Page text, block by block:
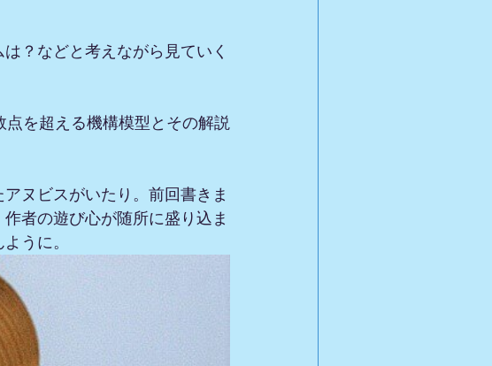
？などと考えながら見ていく
を超える機構模型とその解説
ヌビスがいたり。前回書きま
者の遊び心が随所に盛り込ま
うに。